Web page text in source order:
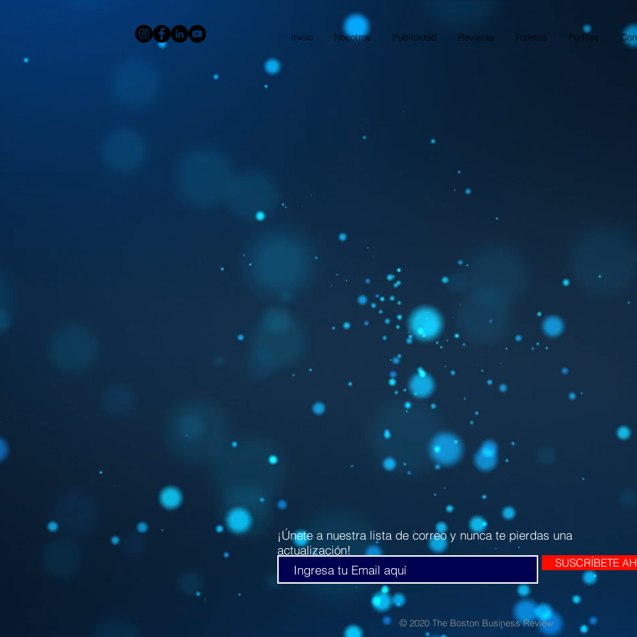
Inicio Nosotros Publicidad Revistas Folletos Perfiles
¡Únete a nuestra lista de correo y nunca te pierdas una
actualización!
SUSCRÍBETE
© 2020 The Boston Business Review